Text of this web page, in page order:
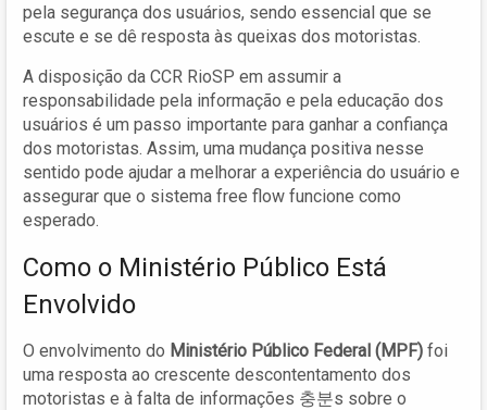
pela segurança dos usuários, sendo essencial que se
escute e se dê resposta às queixas dos motoristas.
A disposição da CCR RioSP em assumir a
responsabilidade pela informação e pela educação dos
usuários é um passo importante para ganhar a confiança
dos motoristas. Assim, uma mudança positiva nesse
sentido pode ajudar a melhorar a experiência do usuário e
assegurar que o sistema free flow funcione como
esperado.
Como o Ministério Público Está
Envolvido
O envolvimento do Ministério Público Federal (MPF) foi
uma resposta ao crescente descontentamento dos
motoristas e à falta de informações 충분s sobre o